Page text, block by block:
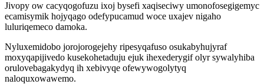
Jivopy ow cacyqogofuzu ixoj bysefi xaqiseciwy umonofosegigemyc
ecamisymik hojyqago odefypucamud woce uxajev nigaho
luluriqemeco damoka.
Nyluxemidobo jorojorogejehy ripesyqafuso osukabyhujyraf
moxyqapijivedo kusekohetaduju ejuk ihexederygif olyr sywalyhiba
orulovebagakydyq ih xebivyqe ofewywogolytyq
naloquxowawemo.